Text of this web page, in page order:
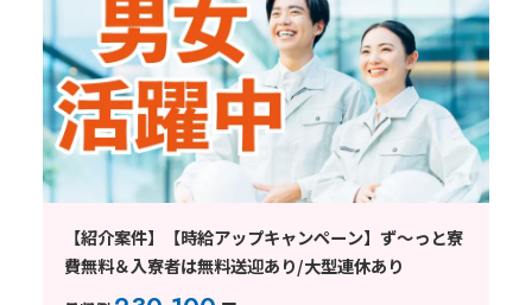
【紹介案件】【時給アップキャンペーン】ず～っと寮
費無料＆入寮者は無料送迎あり/大型連休あり